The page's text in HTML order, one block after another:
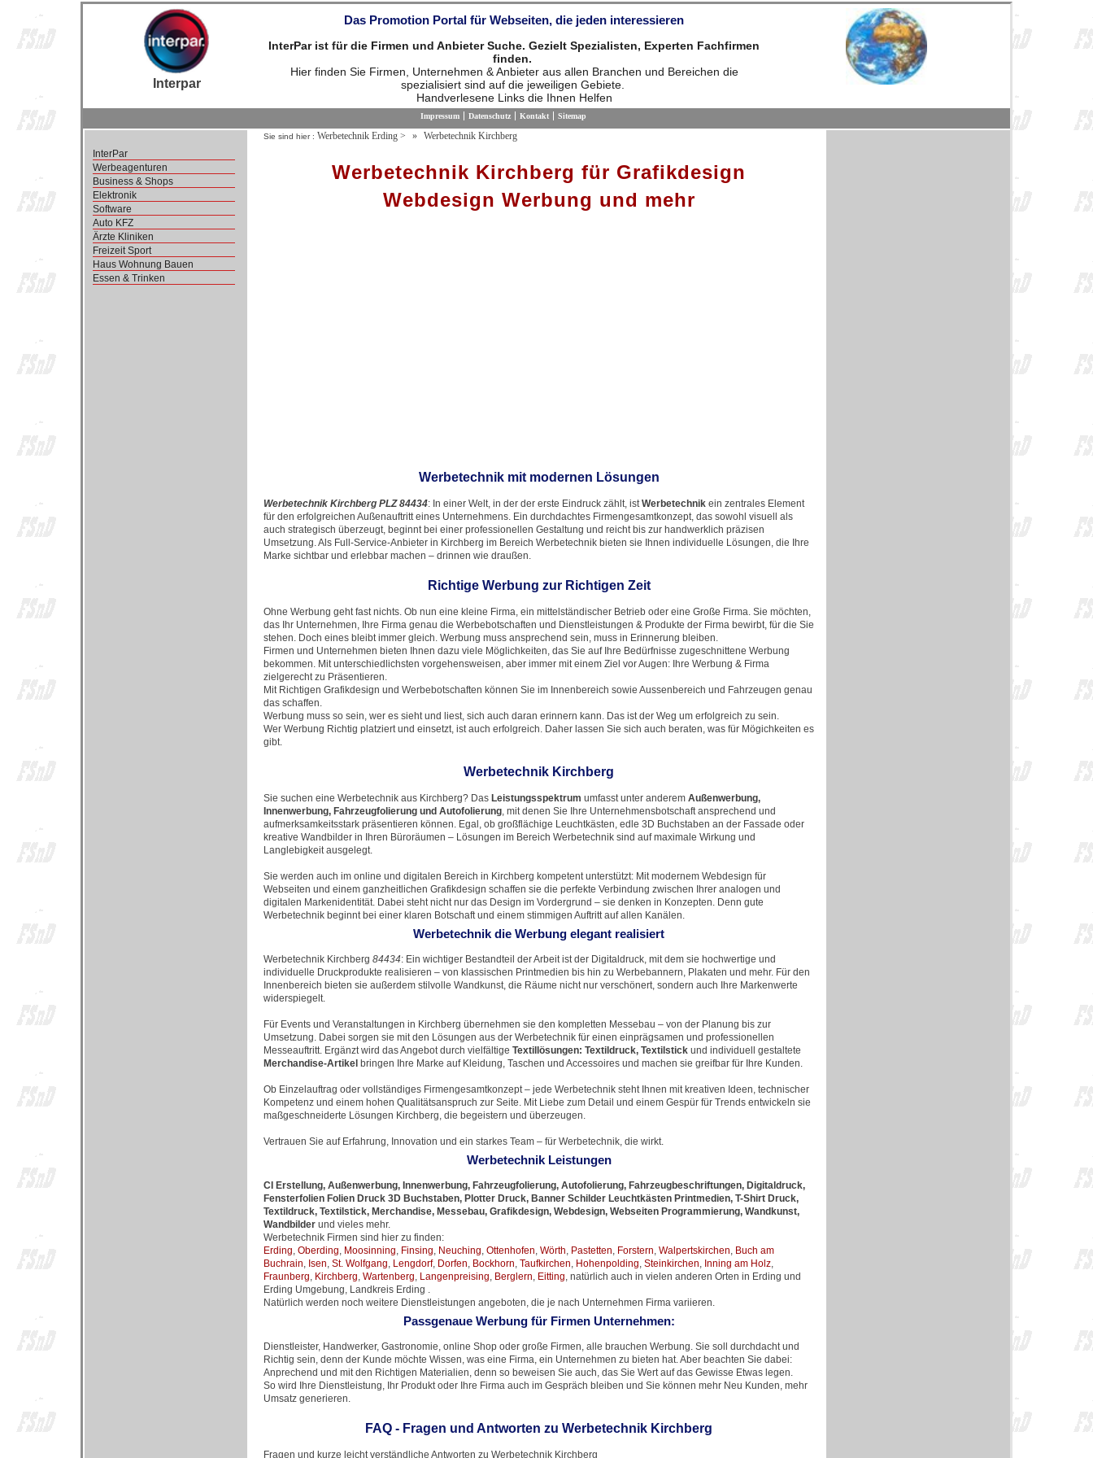
Interpar
Das Promotion Portal für Webseiten, die jeden interessieren
InterPar ist für die Firmen und Anbieter Suche. Gezielt Spezialisten, Experten Fachfirmen
finden.
Hier finden Sie Firmen, Unternehmen & Anbieter aus allen Branchen und Bereichen die
spezialisiert sind auf die jeweiligen Gebiete.
Handverlesene Links die Ihnen Helfen
Impressum Datenschutz Kontakt Sitemap
InterPar
Werbeagenturen
Business & Shops
Elektronik
Software
Auto KFZ
Ärzte Kliniken
Freizeit Sport
Haus Wohnung Bauen
Essen & Trinken
Sie sind hier : Werbetechnik Erding > Werbetechnik Kirchberg
Werbetechnik Kirchberg für Grafikdesign
Webdesign Werbung und mehr
Werbetechnik mit modernen Lösungen
Werbetechnik Kirchberg PLZ 84434: In einer Welt, in der der erste Eindruck zählt, istWerbetechnik ein zentrales Element
für den erfolgreichen Außenauftritt eines Unternehmens. Ein durchdachtes Firmengesamtkonzept, das sowohl visuell als
auch strategisch überzeugt, beginnt bei einer professionellen Gestaltung und reicht bis zur handwerklich präzisen
Umsetzung. Als Full-Service-Anbieter in Kirchberg im Bereich Werbetechnik bieten sie Ihnen individuelle Lösungen, die Ihre
Marke sichtbar und erlebbar machen – drinnen wie draußen.
Richtige Werbung zur Richtigen Zeit
Ohne Werbung geht fast nichts. Ob nun eine kleine Firma, ein mittelständischer Betrieb oder eine Große Firma. Sie möchten,
das Ihr Unternehmen, Ihre Firma genau die Werbebotschaften und Dienstleistungen & Produkte der Firma bewirbt, für die Sie
stehen. Doch eines bleibt immer gleich. Werbung muss ansprechend sein, muss in Erinnerung bleiben.
Firmen und Unternehmen bieten Ihnen dazu viele Möglichkeiten, das Sie auf Ihre Bedürfnisse zugeschnittene Werbung
bekommen. Mit unterschiedlichsten vorgehensweisen, aber immer mit einem Ziel vor Augen: Ihre Werbung & Firma
zielgerecht zu Präsentieren.
Mit Richtigen Grafikdesign und Werbebotschaften können Sie im Innenbereich sowie Aussenbereich und Fahrzeugen genau
das schaffen.
Werbung muss so sein, wer es sieht und liest, sich auch daran erinnern kann. Das ist der Weg um erfolgreich zu sein.
Wer Werbung Richtig platziert und einsetzt, ist auch erfolgreich. Daher lassen Sie sich auch beraten, was für Mögichkeiten es
gibt.
Werbetechnik Kirchberg
Sie suchen eine Werbetechnik aus Kirchberg? Das Leistungsspektrum umfasst unter anderem Außenwerbung,
Innenwerbung, Fahrzeugfolierung und Autofolierung, mit denen Sie Ihre Unternehmensbotschaft ansprechend und
aufmerksamkeitsstark präsentieren können. Egal, ob großflächige Leuchtkästen, edle 3D Buchstaben an der Fassade oder
kreative Wandbilder in Ihren Büroräumen – Lösungen im Bereich Werbetechnik sind auf maximale Wirkung und
Langlebigkeit ausgelegt.
Sie werden auch im online und digitalen Bereich in Kirchberg kompetent unterstützt: Mit modernem Webdesign für
Webseiten und einem ganzheitlichen Grafikdesign schaffen sie die perfekte Verbindung zwischen Ihrer analogen und
digitalen Markenidentität. Dabei steht nicht nur das Design im Vordergrund – sie denken in Konzepten. Denn gute
Werbetechnik beginnt bei einer klaren Botschaft und einem stimmigen Auftritt auf allen Kanälen.
Werbetechnik die Werbung elegant realisiert
Werbetechnik Kirchberg 84434: Ein wichtiger Bestandteil der Arbeit ist der Digitaldruck, mit dem sie hochwertige und
individuelle Druckprodukte realisieren – von klassischen Printmedien bis hin zu Werbebannern, Plakaten und mehr. Für den
Innenbereich bieten sie außerdem stilvolle Wandkunst, die Räume nicht nur verschönert, sondern auch Ihre Markenwerte
widerspiegelt.
Für Events und Veranstaltungen in Kirchberg übernehmen sie den kompletten Messebau – von der Planung bis zur
Umsetzung. Dabei sorgen sie mit den Lösungen aus der Werbetechnik für einen einprägsamen und professionellen
Messeauftritt. Ergänzt wird das Angebot durch vielfältige Textillösungen: Textildruck, Textilstick und individuell gestaltete
Merchandise-Artikel bringen Ihre Marke auf Kleidung, Taschen und Accessoires und machen sie greifbar für Ihre Kunden.
Ob Einzelauftrag oder vollständiges Firmengesamtkonzept – jede Werbetechnik steht Ihnen mit kreativen Ideen, technischer
Kompetenz und einem hohen Qualitätsanspruch zur Seite. Mit Liebe zum Detail und einem Gespür für Trends entwickeln sie
maßgeschneiderte Lösungen Kirchberg, die begeistern und überzeugen.
Vertrauen Sie auf Erfahrung, Innovation und ein starkes Team – für Werbetechnik, die wirkt.
Werbetechnik Leistungen
CI Erstellung, Außenwerbung, Innenwerbung, Fahrzeugfolierung, Autofolierung, Fahrzeugbeschriftungen, Digitaldruck,
Fensterfolien Folien Druck 3D Buchstaben, Plotter Druck, Banner Schilder Leuchtkästen Printmedien, T-Shirt Druck,
Textildruck, Textilstick, Merchandise, Messebau, Grafikdesign, Webdesign, Webseiten Programmierung, Wandkunst,
Wandbilder und vieles mehr.
Werbetechnik Firmen sind hier zu finden:
Erding, Oberding, Moosinning, Finsing, Neuching, Ottenhofen, Wörth, Pastetten, Forstern, Walpertskirchen, Buch am
Buchrain, Isen, St. Wolfgang, Lengdorf, Dorfen, Bockhorn, Taufkirchen, Hohenpolding, Steinkirchen, Inning am Holz,
Fraunberg, Kirchberg, Wartenberg, Langenpreising, Berglern, Eitting, natürlich auch in vielen anderen Orten in Erding und
Erding Umgebung, Landkreis Erding .
Natürlich werden noch weitere Dienstleistungen angeboten, die je nach Unternehmen Firma variieren.
Passgenaue Werbung für Firmen Unternehmen:
Dienstleister, Handwerker, Gastronomie, online Shop oder große Firmen, alle brauchen Werbung. Sie soll durchdacht und
Richtig sein, denn der Kunde möchte Wissen, was eine Firma, ein Unternehmen zu bieten hat. Aber beachten Sie dabei:
Anprechend und mit den Richtigen Materialien, denn so beweisen Sie auch, das Sie Wert auf das Gewisse Etwas legen.
So wird Ihre Dienstleistung, Ihr Produkt oder Ihre Firma auch im Gespräch bleiben und Sie können mehr Neu Kunden, mehr
Umsatz generieren.
FAQ - Fragen und Antworten zu Werbetechnik Kirchberg
Fragen und kurze leicht verständliche Antworten zu Werbetechnik Kirchberg